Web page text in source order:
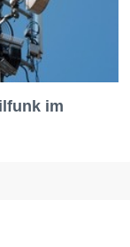
im